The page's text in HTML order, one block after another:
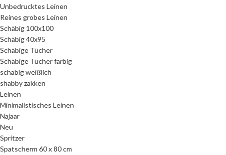
Unbedrucktes Leinen
Reines grobes Leinen
Schäbig 100x100
Schäbig 40x95
Schäbige Tücher
Schäbige Tücher farbig
schäbig weißlich
shabby zakken
Leinen
Minimalistisches Leinen
Najaar
Neu
Spritzer
Spatscherm 60 x 80 cm